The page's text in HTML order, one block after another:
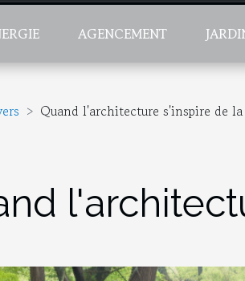
AGENCEMENT
Quand l'architecture s'inspire de